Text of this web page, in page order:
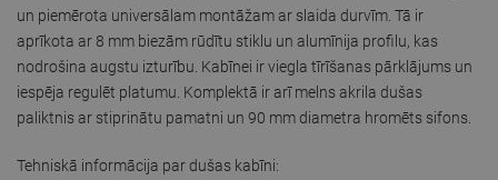
un piemērota universālam montāžam ar slaida durvīm. Tā ir
aprīkota ar 8 mm biezām rūdītu stiklu un alumīnija profilu, kas
nodrošina augstu izturību. Kabīnei ir viegla tīrīšanas pārklājums un
iespēja regulēt platumu. Komplektā ir arī melns akrila dušas
paliktnis ar stiprinātu pamatni un 90 mm diametra hromēts sifons.
Tehniskā informācija par dušas kabīni: